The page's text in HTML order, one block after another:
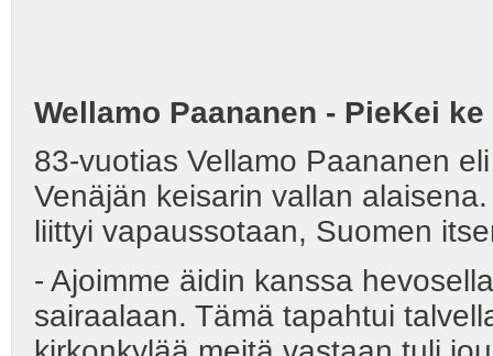
Wellamo Paananen - PieKei ke
83-vuotias Vellamo Paananen
Venäjän keisarin vallan
liittyi vapaussotaan, Suomen
- Ajoimme äidin kanssa
sairaalaan. Tämä tapahtui